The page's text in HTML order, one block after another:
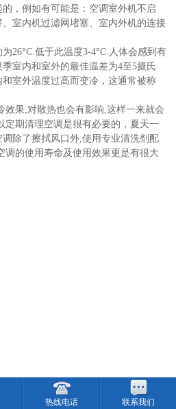
，例如有可能是：空调室外机不启
室内机过滤网堵塞、室内外机的连接
为26°C.低于此温度3-4°C.人体会感到有
室内和室外的最佳温差为4至5摄氏
室外温度过高而变冷，这通常被称
效果,对散热也会有影响,这样一来就会
定期清理空调是很有必要的，夏天一
除了擦拭风口外,使用专业清洗剂配
调的使用寿命及使用效果更是有很大
热线电话 联系我们